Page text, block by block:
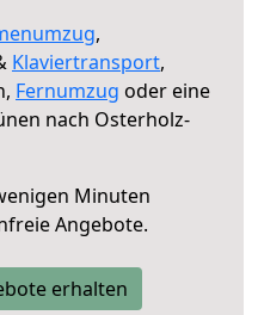
,
Klaviertransport,
Fernumzug oder eine
nach Osterholz-
Minuten
Angebote.
erhalten